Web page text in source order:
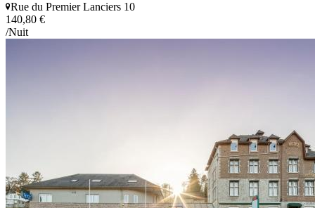
Rue du Premier Lanciers 10
140,80 €
/Nuit